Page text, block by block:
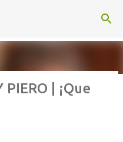
El arte de
| ROBERTO
| ¡Que